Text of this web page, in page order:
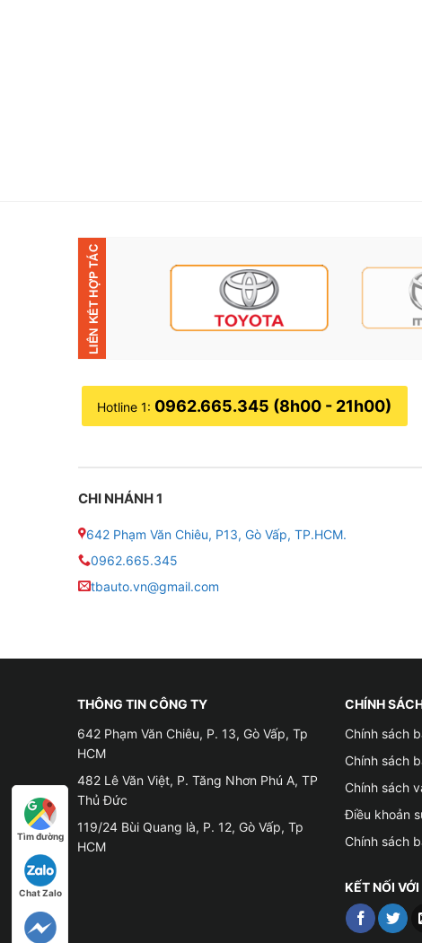
Hotline 1: 0962.665.345 (8h00 - 21h00)
CHI NHÁNH 1
642 Phạm Văn Chiêu, P13, Gò Vấp, TP.HCM.
0962.665.345
tbauto.vn@gmail.com
THÔNG TIN CÔNG TY
642 Phạm Văn Chiêu, P. 13, Gò Vấp, Tp
HCM
482 Lê Văn Việt, P. Tăng Nhơn Phú A, TP
Thủ Đức
119/24 Bùi Quang là, P. 12, Gò Vấp, Tp
HCM
CHÍNH
Chính sách
Chính sách
Chính sách
Điều khoản
Chính sách
KẾT NỐI
Tìm đường
Chat Zalo